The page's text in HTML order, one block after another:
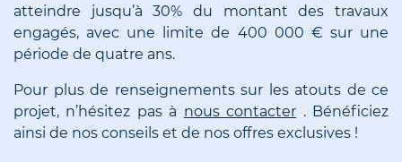
atteindre jusqu’à 30% du montant des travaux
engagés, avec une limite de 400 000 € sur une
période de quatre ans.
Pour plus de renseignements sur les atouts de ce
projet, n’hésitez pas à nous contacter . Bénéficiez
ainsi de nos conseils et de nos offres exclusives !